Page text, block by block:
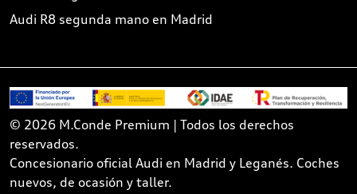
Audi R8 segunda mano en Madrid
© 2026 M.Conde Premium | Todos los derechos
reservados.
Concesionario oficial Audi en Madrid y Leganés. Coches
nuevos, de ocasión y taller.